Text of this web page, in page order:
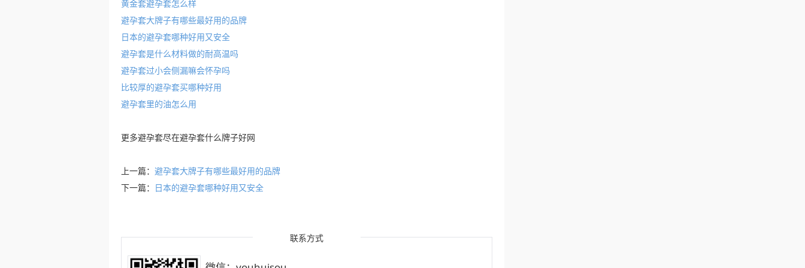
黄金套避孕套怎么样
避孕套大牌子有哪些最好用的品牌
日本的避孕套哪种好用又安全
避孕套是什么材料做的耐高温吗
避孕套过小会侧漏嘛会怀孕吗
比较厚的避孕套买哪种好用
避孕套里的油怎么用
更多避孕套尽在避孕套什么牌子好网
上一篇： 避孕套大牌子有哪些最好用的品牌
下一篇： 日本的避孕套哪种好用又安全
联系方式